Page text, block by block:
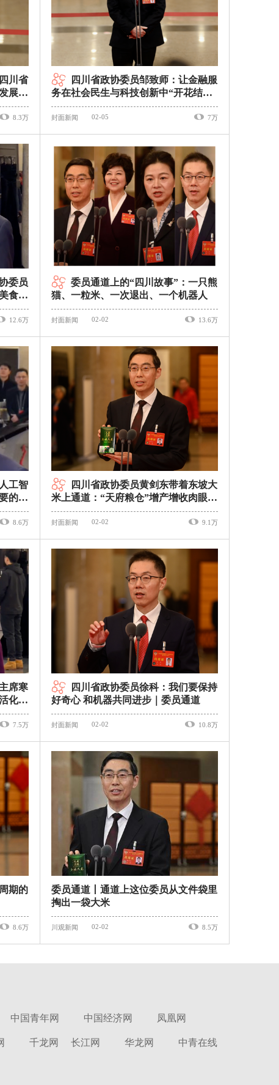
川省
展是
8.3万
四川省政协委员邹致师：让金融服
务在社会民生与科技创新中“开花结果”
｜委员通道
封面新闻 02-05 7万
委员
食｜
12.6万
委员通道上的“四川故事”：一只熊
猫、一粒米、一次退出、一个机器人
封面新闻 02-02 13.6万
工智
的是
8.6万
四川省政协委员黄剑东带着东坡大
米上通道：“天府粮仓”增产增收肉眼可
见｜委员通道
封面新闻 02-02 9.1万
席寒
化历
7.5万
四川省政协委员徐科：我们要保持
好奇心 和机器共同进步｜委员通道
封面新闻 02-02 10.8万
期的
8.6万
委员通道丨通道上这位委员从文件袋里
掏出一袋大米
川观新闻 02-02 8.5万
中国青年网 中国经济网 凤凰网
千龙网 长江网 华龙网 中青在线